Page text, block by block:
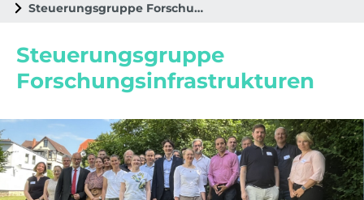
Steuerungsgruppe Forschungsinfrastrukturen
Steuerungsgruppe
Forschungsinfrastrukturen